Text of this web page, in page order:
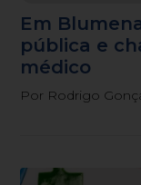
Em
pública e
médico
Por Rodrigo